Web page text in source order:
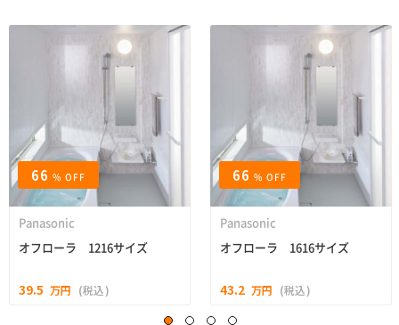
66% OFF
Panasonic
オフローラ 1216サイズ
39.5 万円 (税込)
66% OFF
Panasonic
オフローラ 1616サイズ
43.2 万円 (税込)